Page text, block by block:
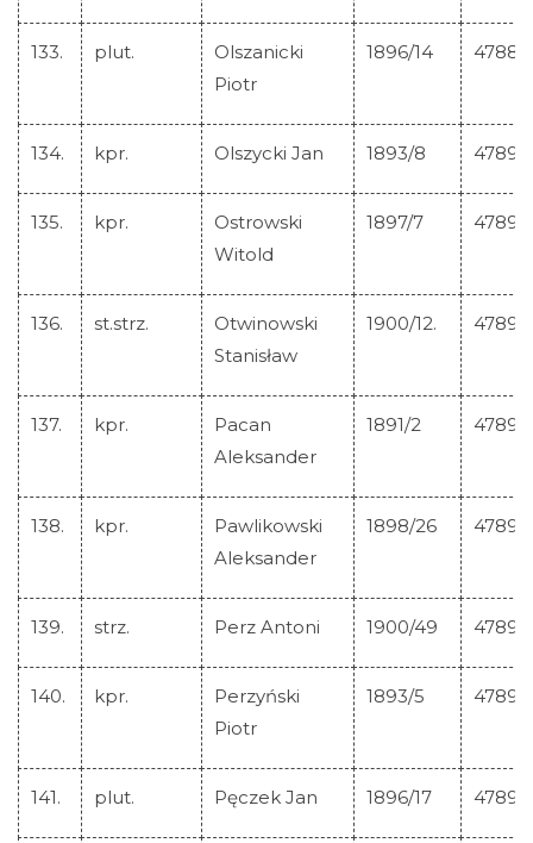
133. plut.
Olszanicki
Piotr
1896/14 47889
134. kpr. Olszycki Jan 1893/8 47890
135. kpr.
Ostrowski
Witold
1897/7 47891
136. st.strz.
Otwinowski
Stanisław
1900/12. 47892
137. kpr.
Pacan
Aleksander
1891/2 47893
138. kpr.
Pawlikowski
Aleksander
1898/26 47894
139. strz. Perz Antoni 1900/49 47895
140. kpr.
Perzyński
Piotr
1893/5 47896
141. plut. Pęczek Jan 1896/17 47897